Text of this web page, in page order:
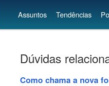
Assuntos Tendências
Dúvidas
Como chama a nova